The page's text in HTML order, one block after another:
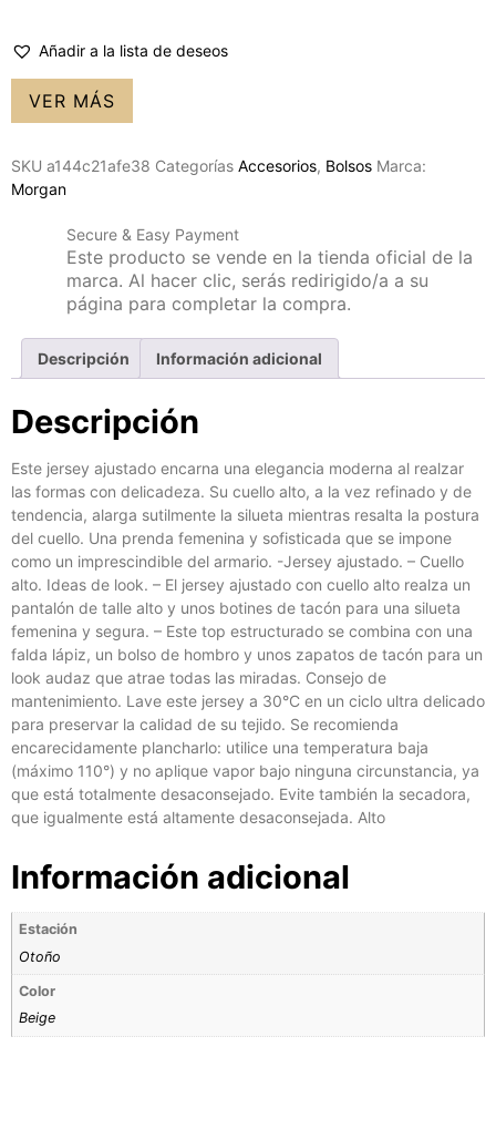
Añadir a la lista de deseos
VER MÁS
SKU a144c21afe38 Categorías Accesorios, Bolsos Marca:
Morgan
Secure & Easy Payment
Este producto se vende en la tienda oficial de la
marca. Al hacer clic, serás redirigido/a a su
página para completar la compra.
Descripción Información adicional
Descripción
Este jersey ajustado encarna una elegancia moderna al realzar
las formas con delicadeza. Su cuello alto, a la vez refinado y de
tendencia, alarga sutilmente la silueta mientras resalta la postura
del cuello. Una prenda femenina y sofisticada que se impone
como un imprescindible del armario. -Jersey ajustado. – Cuello
alto. Ideas de look. – El jersey ajustado con cuello alto realza un
pantalón de talle alto y unos botines de tacón para una silueta
femenina y segura. – Este top estructurado se combina con una
falda lápiz, un bolso de hombro y unos zapatos de tacón para un
look audaz que atrae todas las miradas. Consejo de
mantenimiento. Lave este jersey a 30°C en un ciclo ultra delicado
para preservar la calidad de su tejido. Se recomienda
encarecidamente plancharlo: utilice una temperatura baja
(máximo 110°) y no aplique vapor bajo ninguna circunstancia, ya
que está totalmente desaconsejado. Evite también la secadora,
que igualmente está altamente desaconsejada. Alto
Información adicional
Estación
Otoño
Color
Beige